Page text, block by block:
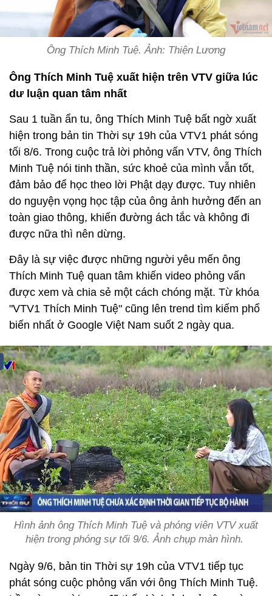
Ông Thích Minh Tuệ. Ảnh: Thiện Lương
Ông Thích Minh Tuệ xuất hiện trên VTV giữa lúc
dư luận quan tâm nhất
Sau 1 tuần ẩn tu, ông Thích Minh Tuệ bất ngờ xuất
hiện trong bản tin Thời sự 19h của VTV1 phát sóng
tối 8/6. Trong cuộc trả lời phỏng vấn VTV, ông Thích
Minh Tuệ nói tinh thần, sức khoẻ của mình vẫn tốt,
đảm bảo để học theo lời Phật dạy được. Tuy nhiên
do nguyện vọng học tập của ông ảnh hưởng đến an
toàn giao thông, khiến đường ách tắc và không đi
được nữa thì nên dừng.
Đây là sự việc được những người yêu mến ông
Thích Minh Tuệ quan tâm khiến video phỏng vấn
được xem và chia sẻ một cách chóng mặt. Từ khóa
"VTV1 Thích Minh Tuệ" cũng lên trend tìm kiếm phổ
biến nhất ở Google Việt Nam suốt 2 ngày qua.
Hình ảnh ông Thích Minh Tuệ và phóng viên VTV xuất
hiện trong phóng sự tối 9/6. Ảnh chụp màn hình.
Ngày 9/6, bản tin Thời sự 19h của VTV1 tiếp tục
phát sóng cuộc phỏng vấn với ông Thích Minh Tuệ.